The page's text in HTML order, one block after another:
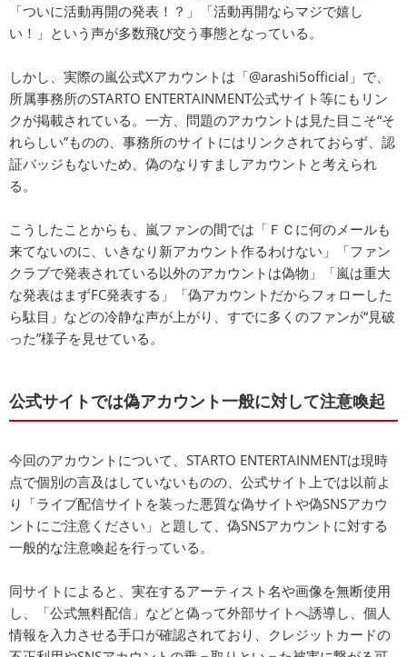
「ついに活動再開の発表！？」「活動再開ならマジで嬉し
い！」という声が多数飛び交う事態となっている。
しかし、実際の嵐公式Xアカウントは「@arashi5official」で、
所属事務所のSTARTO ENTERTAINMENT公式サイト等にもリン
クが掲載されている。一方、問題のアカウントは見た目こそ“そ
れらしい”ものの、事務所のサイトにはリンクされておらず、認
証バッジもないため、偽のなりすましアカウントと考えられ
る。
こうしたことからも、嵐ファンの間では「ＦＣに何のメールも
来てないのに、いきなり新アカウント作るわけない」「ファン
クラブで発表されている以外のアカウントは偽物」「嵐は重大
な発表はまずFC発表する」「偽アカウントだからフォローした
ら駄目」などの冷静な声が上がり、すでに多くのファンが“見破
った”様子を見せている。
公式サイトでは偽アカウント一般に対して注意喚起
今回のアカウントについて、STARTO ENTERTAINMENTは現時
点で個別の言及はしていないものの、公式サイト上では以前よ
り「ライブ配信サイトを装った悪質な偽サイトや偽SNSアカウ
ントにご注意ください」と題して、偽SNSアカウントに対する
一般的な注意喚起を行っている。
同サイトによると、実在するアーティスト名や画像を無断使用
し、「公式無料配信」などと偽って外部サイトへ誘導し、個人
情報を入力させる手口が確認されており、クレジットカードの